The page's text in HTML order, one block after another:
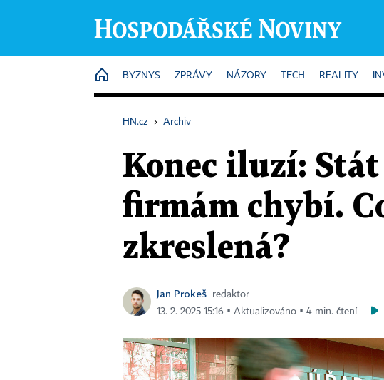
HOME
BYZNYS ZPRÁVY NÁZORY TECH REALITY
HN.cz › Archiv
Konec iluzí:
firmám chybí.
zkreslená?
Jan Prokeš
redaktor
13. 2. 2025 15:16 ▪ Aktualizováno ▪ 4 min. čtení